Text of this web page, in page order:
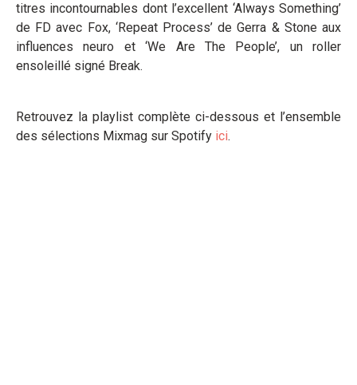
titres incontournables dont l’excellent ‘Always Something’
de FD avec Fox, ‘Repeat Process’ de Gerra & Stone aux
influences neuro et ‘We Are The People’, un roller
ensoleillé signé Break.
Retrouvez la playlist complète ci-dessous et l’ensemble
des sélections Mixmag sur Spotify ici.